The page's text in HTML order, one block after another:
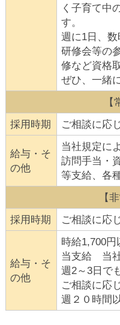
く子育て中
す。
週に1日、数
研修会等の
修など資格
ぜひ、一緒
採用時期
ご相談に応
給与・そ
の他
当社規定に
訪問手当・
等支給、各
【
採用時期
ご相談に応
給与・そ
の他
時給1,700
当支給 当社
週2～3日で
ご相談に応
週２０時間